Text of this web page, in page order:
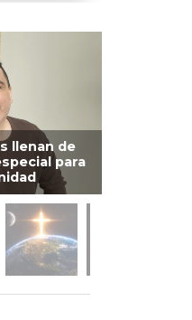
llenan de
para